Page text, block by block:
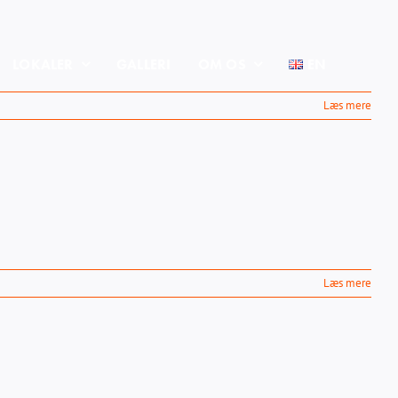
Læs mere
Læs mere